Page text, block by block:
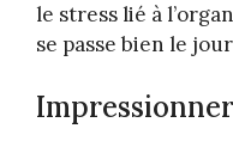
le stress lié à
se passe bien le jour